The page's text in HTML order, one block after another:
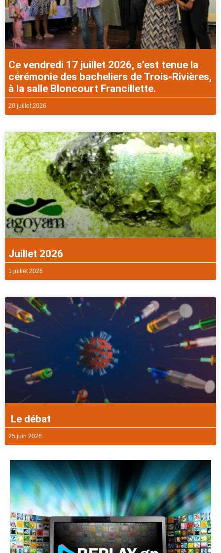
Ce vendredi 17 juillet 2026, s’est tenue la
cérémonie des bacheliers de Trois-Rivières,
à la salle Bloncourt Francillette.
20 juillet 2026
Juillet 2026
1 juillet 2026
Le débat
25 juin 2026